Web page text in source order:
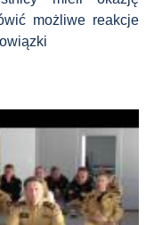
możliwe reakcje